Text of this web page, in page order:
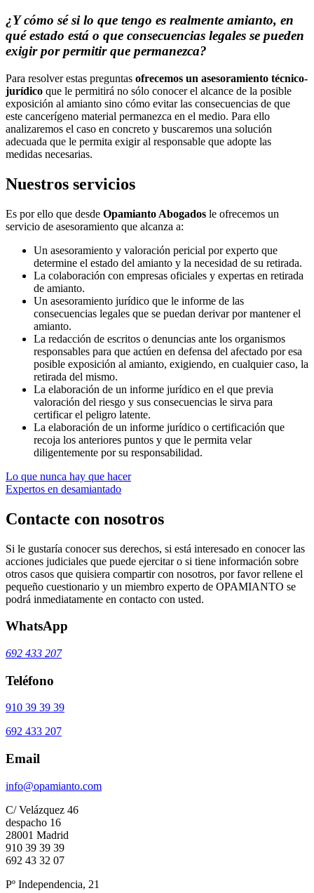
¿Y cómo sé si lo que tengo es realmente amianto, en
qué estado está o que consecuencias legales se pueden
exigir por permitir que permanezca?
Para resolver estas preguntas ofrecemos un asesoramiento técnico-
jurídico que le permitirá no sólo conocer el alcance de la posible
exposición al amianto sino cómo evitar las consecuencias de que
este cancerígeno material permanezca en el medio. Para ello
analizaremos el caso en concreto y buscaremos una solución
adecuada que le permita exigir al responsable que adopte las
medidas necesarias.
Nuestros servicios
Es por ello que desde Opamianto Abogados le ofrecemos un
servicio de asesoramiento que alcanza a:
Un asesoramiento y valoración pericial por experto que
determine el estado del amianto y la necesidad de su retirada.
La colaboración con empresas oficiales y expertas en retirada
de amianto.
Un asesoramiento jurídico que le informe de las
consecuencias legales que se puedan derivar por mantener el
amianto.
La redacción de escritos o denuncias ante los organismos
responsables para que actúen en defensa del afectado por esa
posible exposición al amianto, exigiendo, en cualquier caso, la
retirada del mismo.
La elaboración de un informe jurídico en el que previa
valoración del riesgo y sus consecuencias le sirva para
certificar el peligro latente.
La elaboración de un informe jurídico o certificación que
recoja los anteriores puntos y que le permita velar
diligentemente por su responsabilidad.
Lo que nunca hay que hacer
Expertos en desamiantado
Contacte con nosotros
Si le gustaría conocer sus derechos, si está interesado en conocer las
acciones judiciales que puede ejercitar o si tiene información sobre
otros casos que quisiera compartir con nosotros, por favor rellene el
pequeño cuestionario y un miembro experto de OPAMIANTO se
podrá inmediatamente en contacto con usted.
WhatsApp
692 433 207
Teléfono
910 39 39 39
692 433 207
Email
info@opamianto.com
C/ Velázquez 46
despacho 16
28001 Madrid
910 39 39 39
692 43 32 07
Pº Independencia, 21